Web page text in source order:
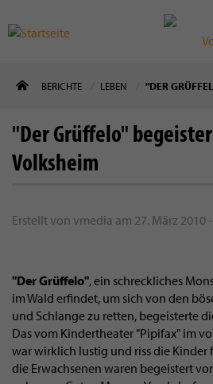
zum
BERICHTE LEBEN "DER
"Der Grüffelo"
Volksheim
Erstellt von vmedia am 27. März 2010
"Der Grüffelo", ein schreckliches
im Wald erfindet, um sich von den
und Schlange zu retten, begeisterte
Das vom Kindertheater "Pipifax" im
war wirklich lustig und riss die Kinder
die Erwachsenen waren begeistert